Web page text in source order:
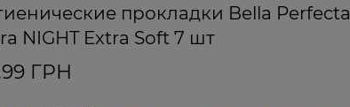
прокладки Bella Perfecta
NIGHT Extra Soft 7 шт
ГРН